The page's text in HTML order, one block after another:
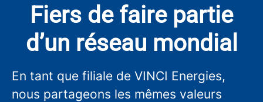
Fiers de faire partie
d’un réseau mondial
En tant que filiale de VINCI Energies,
nous partageons les mêmes valeurs